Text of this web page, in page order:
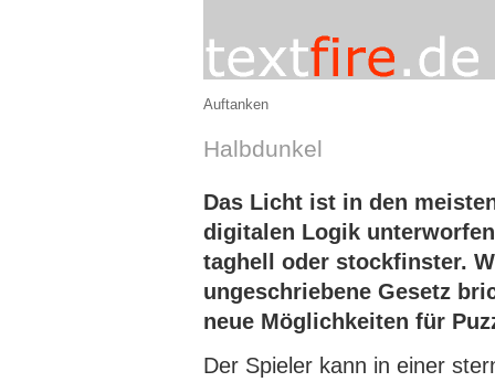
Auftanken
Halbdunkel
Das Licht ist in den
digitalen Logik
taghell oder stockfinster.
ungeschriebene Gesetz
neue Möglichkeiten für
Der Spieler kann in einer